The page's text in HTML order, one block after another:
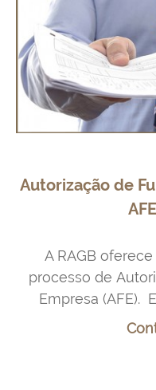
Autorização de
A RAGB
processo de
Empresa (AFE).